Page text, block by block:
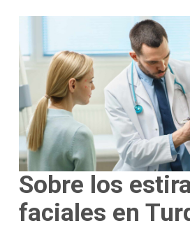
Sobre los
faciales en